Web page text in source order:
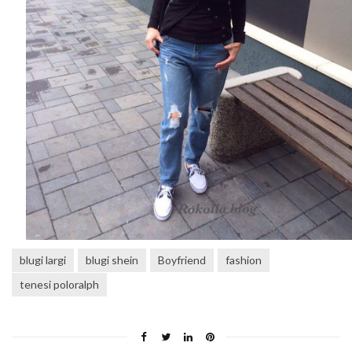
blugi largi blugi shein Boyfriend
fashion
tenesi poloralph